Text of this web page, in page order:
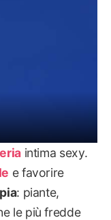
intima sexy.
e favorire
: piante,
le più fredde